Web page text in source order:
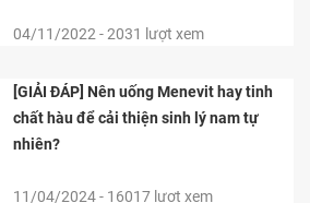
04/11/2022 - 2031 lượt xem
[GIẢI ĐÁP] Nên uống Menevit hay tinh
chất hàu để cải thiện sinh lý nam tự
nhiên?
11/04/2024 - 16017 lượt xem